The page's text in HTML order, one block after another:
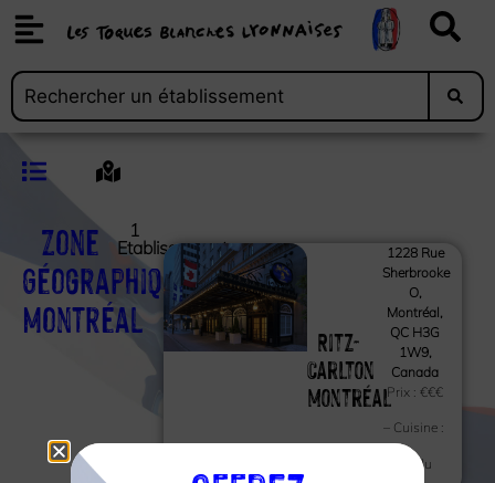
Zone
Géographique :
Montréal
1
Etablissements
Ritz-
Carlton
Montréal
1228 Rue
Sherbrooke
O,
Montréal,
QC H3G
1W9,
Canada
Prix :€€€
– Cuisine :
Cuisine du